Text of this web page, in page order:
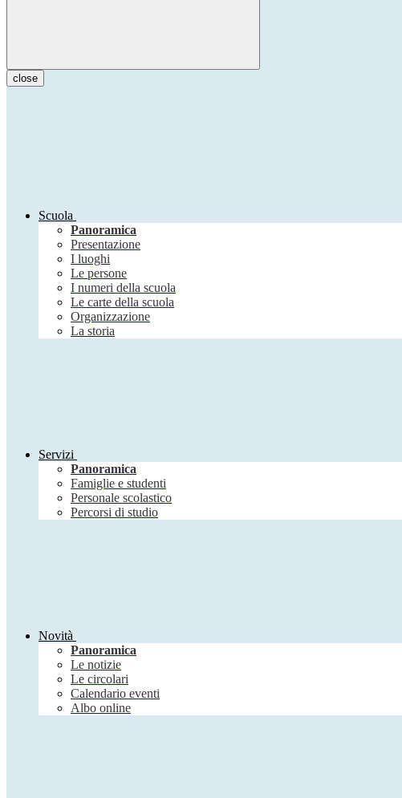
close
Scuola
Panoramica
Presentazione
I luoghi
Le persone
I numeri della scuola
Le carte della scuola
Organizzazione
La storia
Servizi
Panoramica
Famiglie e studenti
Personale scolastico
Percorsi di studio
Novità
Panoramica
Le notizie
Le circolari
Calendario eventi
Albo online